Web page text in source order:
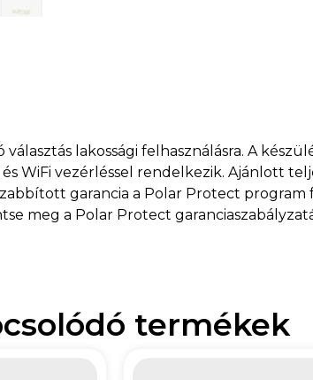
lakossági felhasználásra. A
WiFi vezérléssel rendelkezik. Ajánlott
garancia a Polar Protect
meg a Polar Protect
termékek